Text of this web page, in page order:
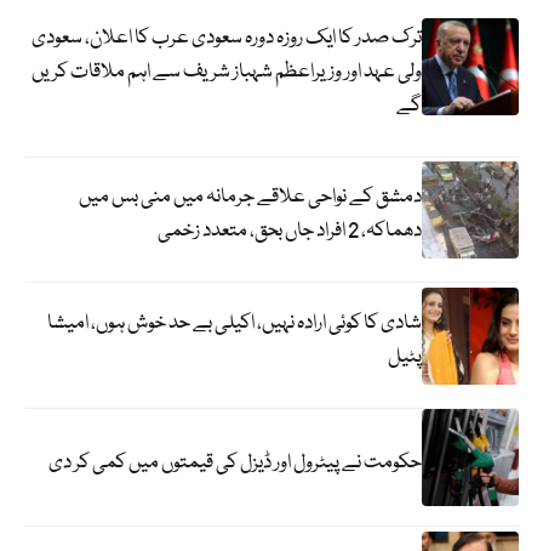
ترک صدر کا ایک روزہ دورہ سعودی عرب کا اعلان، سعودی
ولی عہد اور وزیراعظم شہباز شریف سے اہم ملاقات کریں
گے
دمشق کے نواحی علاقے جرمانہ میں منی بس میں
دھماکہ، 2 افراد جاں بحق، متعدد زخمی
شادی کا کوئی ارادہ نہیں، اکیلی بے حد خوش ہوں، امیشا
پٹیل
حکومت نے پیٹرول اور ڈیزل کی قیمتوں میں کمی کر دی